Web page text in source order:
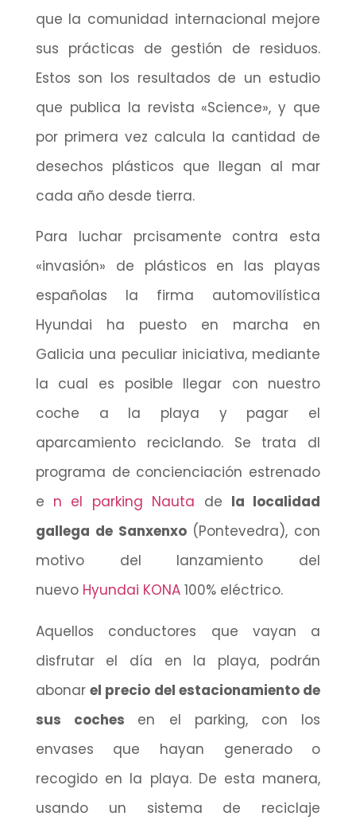
que la comunidad internacional mejore
sus prácticas de gestión de residuos.
Estos son los resultados de un estudio
que publica la revista «Science», y que
por primera vez calcula la cantidad de
desechos plásticos que llegan al mar
cada año desde tierra.
Para luchar prcisamente contra esta
«invasión» de plásticos en las playas
españolas la firma automovilística
Hyundai ha puesto en marcha en
Galicia una peculiar iniciativa, mediante
la cual es posible llegar con nuestro
coche a la playa y pagar el
aparcamiento reciclando. Se trata dl
programa de concienciación estrenado
e n el parking Nauta de la localidad
gallega de Sanxenxo (Pontevedra), con
motivo del lanzamiento del
nuevo Hyundai KONA 100% eléctrico.
Aquellos conductores que vayan a
disfrutar el día en la playa, podrán
abonarel precio del estacionamiento de
sus coches en el parking, con los
envases que hayan generado o
recogido en la playa. De esta manera,
usando un sistema de reciclaje